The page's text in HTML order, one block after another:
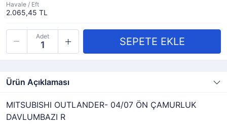
Havale / Eft
2.065,45 TL
Adet
Ürün Açıklaması
MITSUBISHI OUTLANDER- 04/07 ÖN ÇAMURLUK
DAVLUMBAZI R